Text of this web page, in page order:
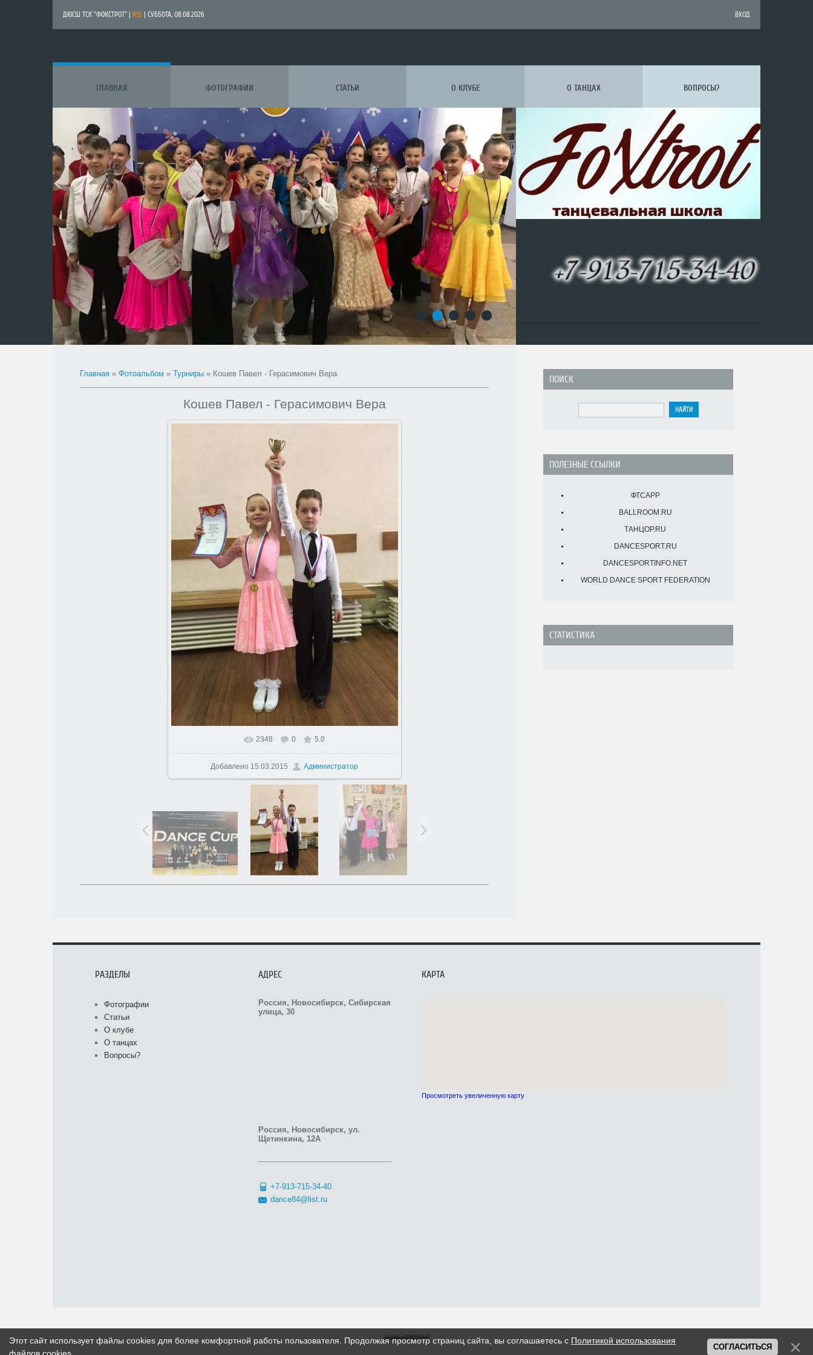
ДЮСШ ТСК "ФОКСТРОТ" | RSS | СУББОТА, 08.08.2026 ВХОД
ГЛАВНАЯ ФОТОГРАФИИ СТАТЬИ О КЛУБЕ О ТАНЦАХ ВОПРОСЫ?
1 2
Главная » Фотоальбом » Турниры » Кошев Павел - Герасимович Вера
Кошев Павел - Герасимович Вера
В реальном размере 960x1280
2348 0 5.0
Добавлено 15.03.2015 Администратор
ПОИСК
ПОЛЕЗНЫЕ ССЫЛКИ
ФТСАРР
BALLROOM.RU
ТАНЦОР.RU
DANCESPORT.RU
DANCESPORTINFO.NET
WORLD DANCE SPORT FEDERATION
СТАТИСТИКА
РАЗДЕЛЫ
Фотографии
Статьи
О клубе
О танцах
Вопросы?
АДРЕС
Россия, Новосибирск, Сибирская
улица, 30
Россия, Новосибирск, ул.
Щетинкина, 12А
+7-913-715-34-40
dance84@list.ru
КАРТА
Просмотреть увеличенную карту
Этот сайт использует файлы cookies для более комфортной работы пользователя. Продолжая просмотр страниц сайта, вы соглашаетесь с Политикой использования
СОГЛАСИТЬСЯ